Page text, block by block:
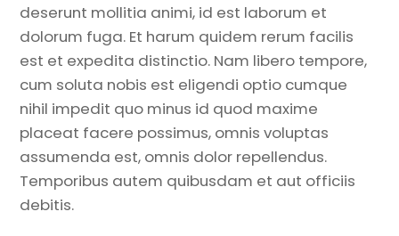
deserunt mollitia animi, id est laborum et
dolorum fuga. Et harum quidem rerum facilis
est et expedita distinctio. Nam libero tempore,
cum soluta nobis est eligendi optio cumque
nihil impedit quo minus id quod maxime
placeat facere possimus, omnis voluptas
assumenda est, omnis dolor repellendus.
Temporibus autem quibusdam et aut officiis
debitis.